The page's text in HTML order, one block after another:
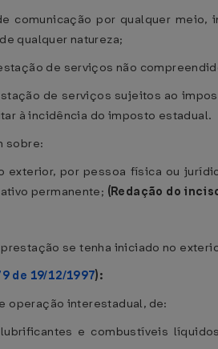
por qualquer meio,
qualquer natureza;
de serviços não
de serviços sujeitos ao
à incidência do imposto estadual.
sobre:
por pessoa física ou
permanente; (Redação do
se tenha iniciado no
de 19/12/1997):
operação interestadual, de:
e combustíveis